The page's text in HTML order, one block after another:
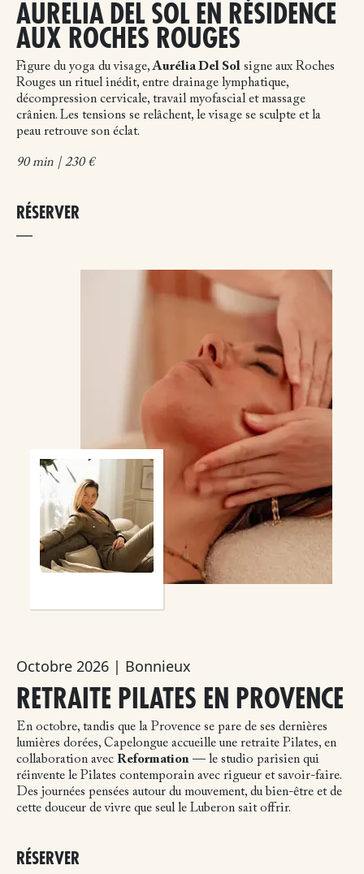
AURELIA DEL SOL EN RÉSIDENCE
AUX ROCHES ROUGES
Figure du yoga du visage,Aurélia Del Sol signe aux Roches
Rouges un rituel inédit, entre drainage lymphatique,
décompression cervicale, travail myofascial et massage
crânien. Les tensions se relâchent, le visage se sculpte et la
peau retrouve son éclat.
90 min | 230 €
RÉSERVER
Octobre 2026 | Bonnieux
RETRAITE PILATES EN PROVENCE
En octobre, tandis que la Provence se pare de ses dernières
lumières dorées, Capelongue accueille une retraite Pilates, en
collaboration avec Reformation — le studio parisien qui
réinvente le Pilates contemporain avec rigueur et savoir-faire.
Des journées pensées autour du mouvement, du bien-être et de
cette douceur de vivre que seul le Luberon sait offrir.
RÉSERVER